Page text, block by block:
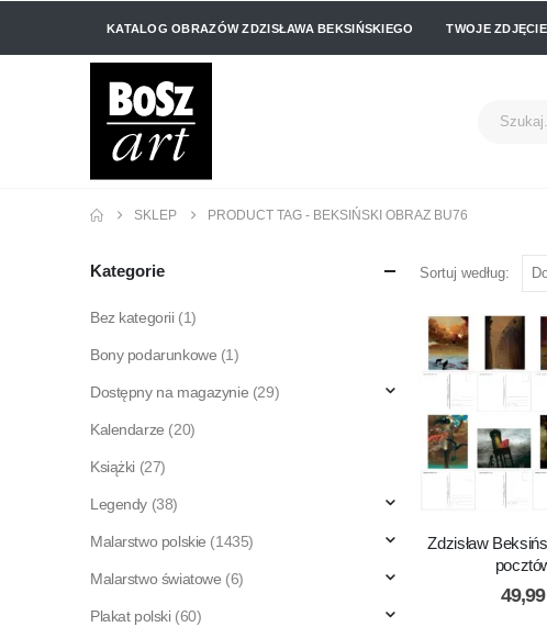
KATALOG OBRAZÓW ZDZISŁAWA BEKSIŃSKIEGO TWOJE ZDJĘCIE
SKLEP PRODUCT TAG - BEKSIŃSKI OBRAZ BU76
Sortuj według:
Zdzisław
49,99
Kategorie
Bez kategorii (1)
Bony podarunkowe (1)
Dostępny na magazynie (29)
Kalendarze (20)
Książki (27)
Legendy (38)
Malarstwo polskie (1435)
Malarstwo światowe (6)
Plakat polski (60)